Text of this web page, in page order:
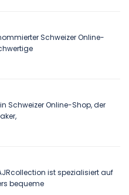
Schweizer Online-
Schweizer Online-Shop, der
ist spezialisiert auf
bequeme